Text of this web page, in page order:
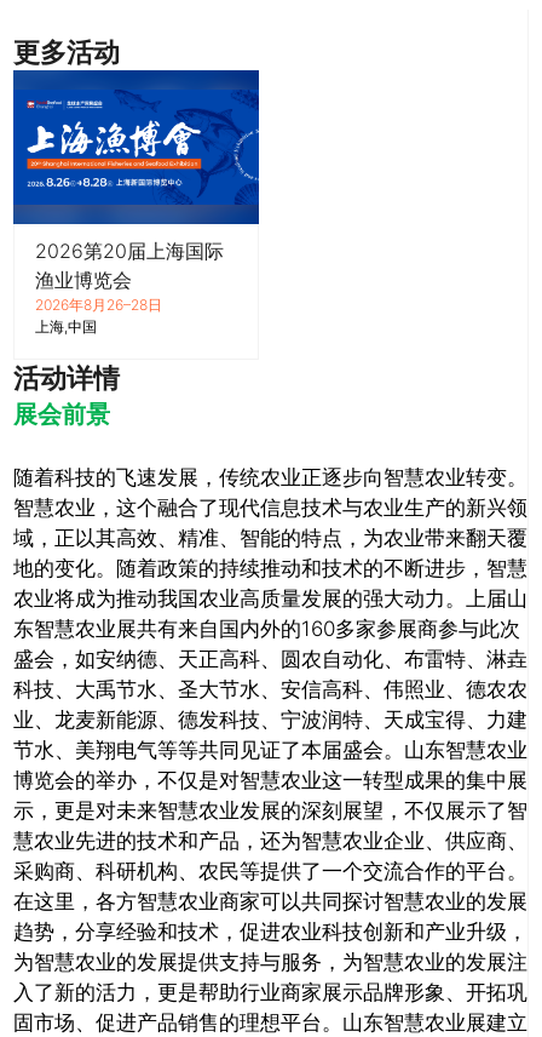
更多活动
2026第20届上海国际
渔业博览会
2026年8月26–28日
上海 中国
活动详情
展会前景
随着科技的飞速发展，传统农业正逐步向智慧农业转变。
智慧农业，这个融合了现代信息技术与农业生产的新兴领
域，正以其高效、精准、智能的特点，为农业带来翻天覆
地的变化。随着政策的持续推动和技术的不断进步，智慧
农业将成为推动我国农业高质量发展的强大动力。上届山
东智慧农业展共有来自国内外的160多家参展商参与此次
盛会，如安纳德、天正高科、圆农自动化、布雷特、淋垚
科技、大禹节水、圣大节水、安信高科、伟照业、德农农
业、龙麦新能源、德发科技、宁波润特、天成宝得、力建
节水、美翔电气等等共同见证了本届盛会。山东智慧农业
博览会的举办，不仅是对智慧农业这一转型成果的集中展
示，更是对未来智慧农业发展的深刻展望，不仅展示了智
慧农业先进的技术和产品，还为智慧农业企业、供应商、
采购商、科研机构、农民等提供了一个交流合作的平台。
在这里，各方智慧农业商家可以共同探讨智慧农业的发展
趋势，分享经验和技术，促进农业科技创新和产业升级，
为智慧农业的发展提供支持与服务，为智慧农业的发展注
入了新的活力，更是帮助行业商家展示品牌形象、开拓巩
固市场、促进产品销售的理想平台。山东智慧农业展建立